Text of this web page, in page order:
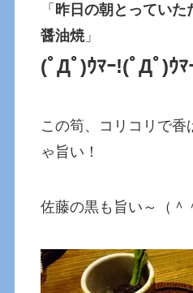
「 昨日の朝とっていた
醤油焼」
(ﾟДﾟ)ｳﾏｰ!(ﾟДﾟ)ｳﾏ
この筍、コリコリで香
ゃ旨い！
佐藤の黒も旨い～（＾